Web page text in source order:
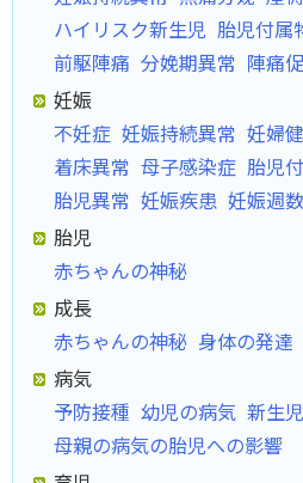
ハイリスク新生児 胎児付属
前駆陣痛 分娩期異常 陣痛
妊娠
不妊症 妊娠持続異常 妊婦
着床異常 母子感染症 胎児
胎児異常 妊娠疾患 妊娠週数
胎児
赤ちゃんの神秘
成長
赤ちゃんの神秘 身体の発達
病気
予防接種 幼児の病気 新生
母親の病気の胎児への影響